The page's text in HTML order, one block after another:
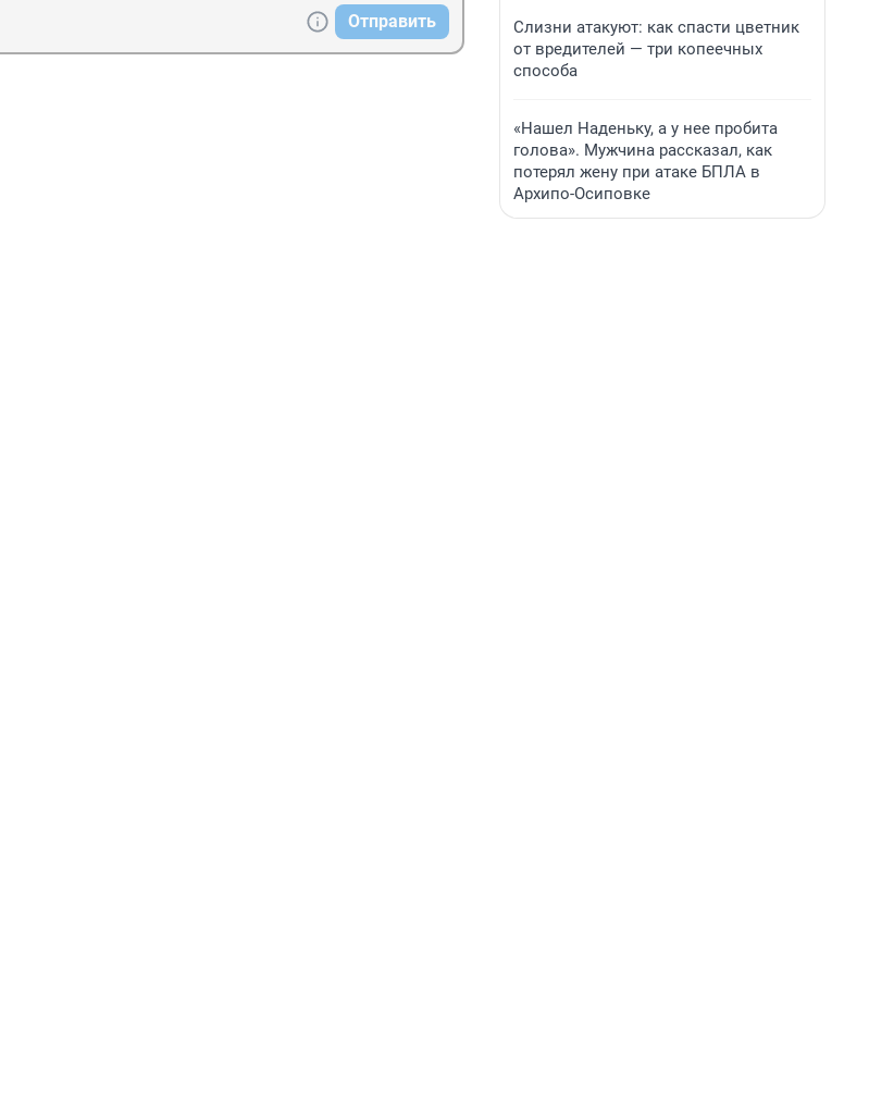
Отправить
Слизни атакуют: как спасти цветник
от вредителей — три копеечных
способа
«Нашел Наденьку, а у нее пробита
голова». Мужчина рассказал, как
потерял жену при атаке БПЛА в
Архипо-Осиповке